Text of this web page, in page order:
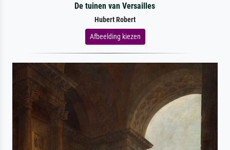
De tuinen van Versailles
Hubert Robert
Afbeelding kiezen